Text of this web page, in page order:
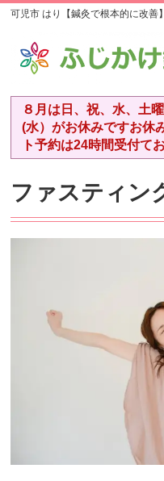
可児市 はり【鍼灸で根本的に改善
８月は日、祝、水、土
(水）がお休みですお休
ト予約は24時間受付て
ファスティン